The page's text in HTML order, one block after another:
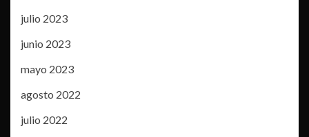
julio 2023
junio 2023
mayo 2023
agosto 2022
julio 2022